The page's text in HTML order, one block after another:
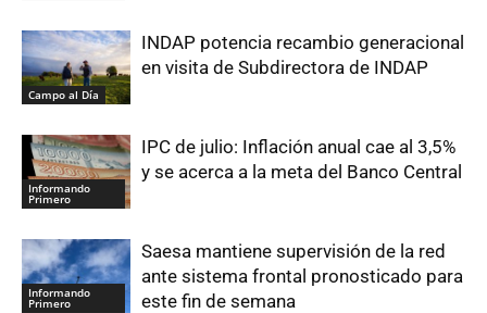
Campo al Día
INDAP potencia recambio generacional
en visita de Subdirectora de INDAP
Informando
Primero
IPC de julio: Inflación anual cae al 3,5%
y se acerca a la meta del Banco Central
Informando
Primero
Saesa mantiene supervisión de la red
ante sistema frontal pronosticado para
este fin de semana